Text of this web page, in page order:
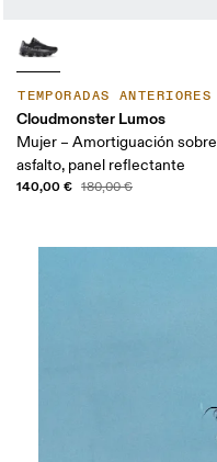
TEMPORADAS ANTERIORES
Cloudmonster Lumos
Mujer – Amortiguación sobre
asfalto, panel reflectante
140,00 € 180,00 €